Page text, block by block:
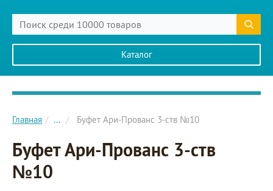
Каталог
Главное меню сайта
Главная ... Буфет Ари-Прованс 3-ств №10
Буфет Ари-Прованс 3-ств
№10